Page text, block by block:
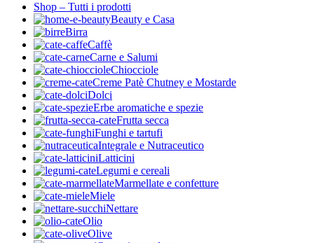
Shop – Tutti i prodotti
Beauty e Casa
Birra
Caffè
Carne e Salumi
Chiocciole
Creme Patè Chutney e Mostarde
Dolci
Erbe aromatiche e spezie
Frutta secca
Funghi e tartufi
Integrale e Nutraceutico
Latticini
Legumi e cereali
Marmellate e confetture
Miele
Nettare
Olio
Olive